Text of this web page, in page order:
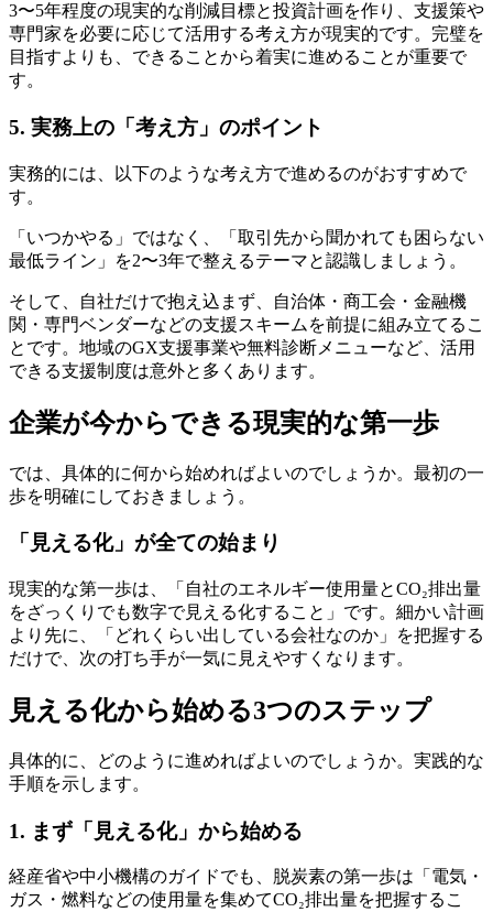
3〜5年程度の現実的な削減目標と投資計画を作り、支援策や
専門家を必要に応じて活用する考え方が現実的です。完璧を
目指すよりも、できることから着実に進めることが重要で
す。
5. 実務上の「考え方」のポイント
実務的には、以下のような考え方で進めるのがおすすめで
す。
「いつかやる」ではなく、「取引先から聞かれても困らない
最低ライン」を2〜3年で整えるテーマと認識しましょう。
そして、自社だけで抱え込まず、自治体・商工会・金融機
関・専門ベンダーなどの支援スキームを前提に組み立てるこ
とです。地域のGX支援事業や無料診断メニューなど、活用
できる支援制度は意外と多くあります。
企業が今からできる現実的な第一歩
では、具体的に何から始めればよいのでしょうか。最初の一
歩を明確にしておきましょう。
「見える化」が全ての始まり
現実的な第一歩は、「自社のエネルギー使用量とCO₂排出量
をざっくりでも数字で見える化すること」です。細かい計画
より先に、「どれくらい出している会社なのか」を把握する
だけで、次の打ち手が一気に見えやすくなります。
見える化から始める3つのステップ
具体的に、どのように進めればよいのでしょうか。実践的な
手順を示します。
1. まず「見える化」から始める
経産省や中小機構のガイドでも、脱炭素の第一歩は「電気・
ガス・燃料などの使用量を集めてCO₂排出量を把握するこ